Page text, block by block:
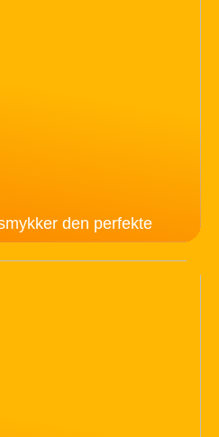
den perfekte